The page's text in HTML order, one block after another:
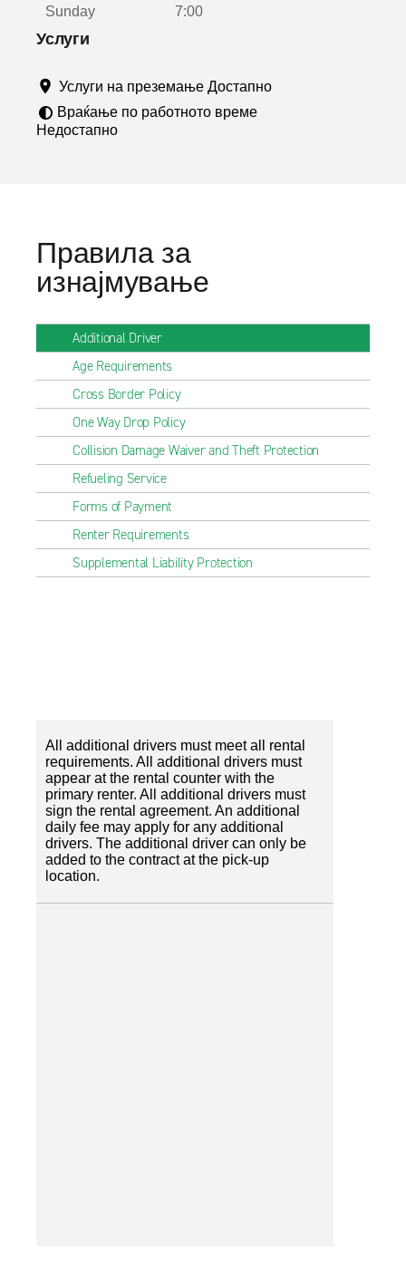
о
р
Sunday 7:00
Услуги
Услуги на преземање Достапно
Враќање по работното време
Недостапно
Правила за
изнајмување
Additional Driver
Age Requirements
Cross Border Policy
One Way Drop Policy
Collision Damage Waiver and Theft Protection
Refueling Service
Forms of Payment
Renter Requirements
Supplemental Liability Protection
All additional drivers must meet all rental
requirements. All additional drivers must
appear at the rental counter with the
primary renter. All additional drivers must
sign the rental agreement. An additional
daily fee may apply for any additional
drivers. The additional driver can only be
added to the contract at the pick-up
location.